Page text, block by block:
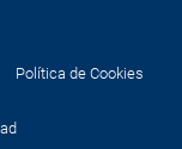
Política de Cookies